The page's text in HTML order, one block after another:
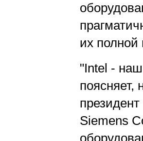
их полной
"Intel -
Siemens